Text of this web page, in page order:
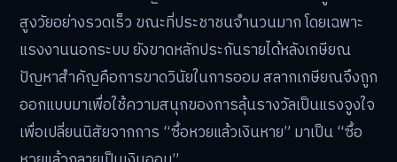
มุมมองเชิงนโยบาย: สลากเกษียณตอบ
โจทย์คนรุ่นใหม่อย่างไร?
การเกิดขึ้นของสลากเกษียณไม่ได้เป็นเพียงการเพิ่ม
ผลิตภัณฑ์ทางการเงิน แต่เป็นนวัตกรรมเชิงนโยบายที่มุ่ง
แก้ไขปัญหาโครงสร้างทางสังคมและเศรษฐกิจของประเทศ